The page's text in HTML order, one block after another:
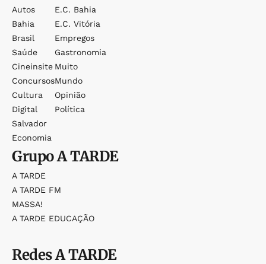
Autos
Bahia
Brasil
Saúde
Cineinsite
Concursos
Cultura
Digital
Salvador
Economia
E.c. Bahia
E.c. Vitória
Empregos
Gastronomia
Muito
Mundo
Opinião
Política
GrupoA TARDE
A TARDE
A TARDE FM
MASSA!
A TARDE EDUCAÇÃO
RedesA TARDE